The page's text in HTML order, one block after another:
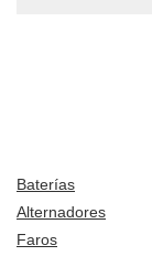
Baterías
Alternadores
Faros